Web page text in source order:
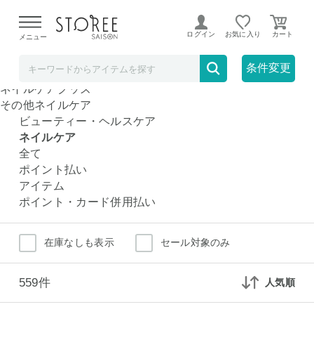
よる配送遅延が発生しております。
メニュー ログイン お気に入り
条件変更
ネイルケア
ネイルアート用品
ネイルケアグッズ
その他ネイルケア
ビューティー・ヘルスケア
ネイルケア
全て
ポイント払い
アイテム
ポイント・カード併用払い
在庫なしも表示 セール対象のみ
559件 人気順